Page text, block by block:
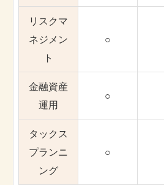
リスクマ
ネジメン
ト
○
金融資産
運用
○
タックス
プランニ
ング
○